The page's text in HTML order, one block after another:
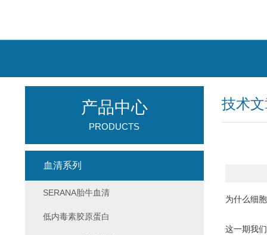
技术
为什么细
这一期我
产品中心
PRODUCTS
血清系列
SERANA胎牛血清
低内毒素胶原蛋白